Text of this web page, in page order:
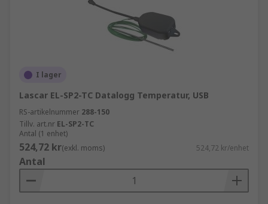
I lager
Lascar EL-SP2-TC Datalogg Temperatur, USB
RS-artikelnummer 288-150
Tillv. art.nr EL-SP2-TC
Antal (1 enhet)
524,72 kr(exkl. moms) 524,72 kr/enhet
Antal